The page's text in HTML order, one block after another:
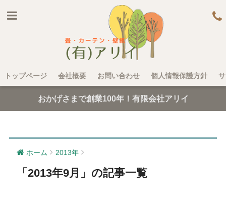
トップページ 会社概要 お問い合わせ 個人情報保護方針
おかげさまで創業100年！有限会社アリイ
ホーム 2013年
「2013年9月」の記事一覧